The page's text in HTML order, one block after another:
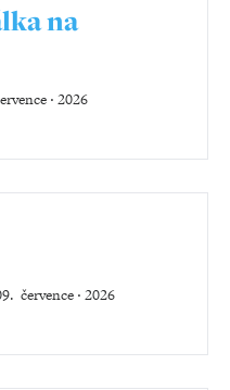
na
‧ 2026
července ‧ 2026